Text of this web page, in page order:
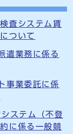
査システム賃
ついて
遣業務に係る
事業委託に係
ステム（不登
に係る一般競